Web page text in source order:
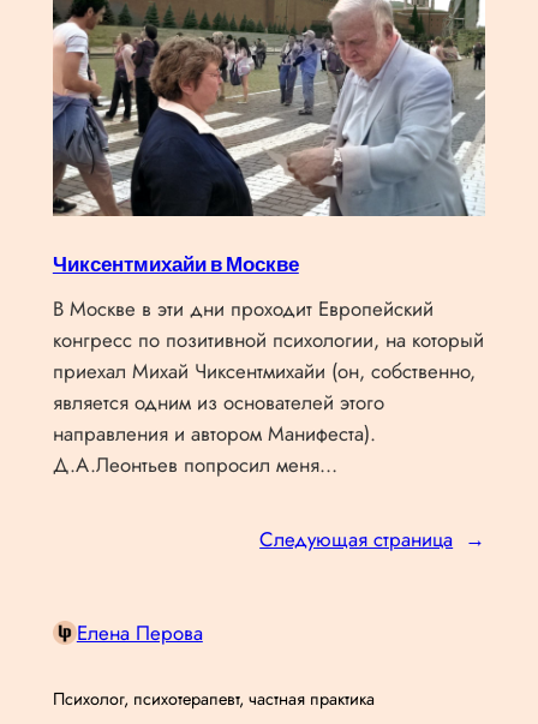
Чиксентмихайи в Москве
В Москве в эти дни проходит Европейский
конгресс по позитивной психологии, на который
приехал Михай Чиксентмихайи (он, собственно,
является одним из основателей этого
направления и автором Манифеста).
Д.А.Леонтьев попросил меня…
Следующая страница →
Елена Перова
Психолог, психотерапевт, частная практика